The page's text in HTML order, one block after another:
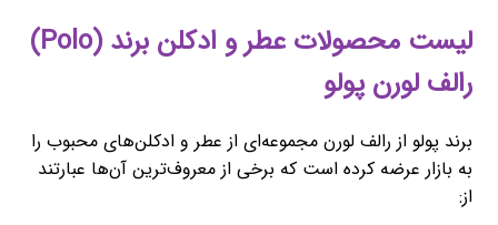
لیست محصولات عطر و ادکلن برند (Polo)
رالف لورن پولو
برند پولو از رالف لورن مجموعه‌ای از عطر و ادکلن‌های محبوب را
به بازار عرضه کرده است که برخی از معروف‌ترین آن‌ها عبارتند
از: